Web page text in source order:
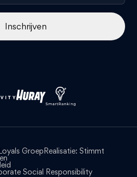
GroepRealisatie: Stimmt
Social Responsibility